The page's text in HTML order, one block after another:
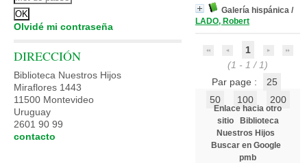
Galería hispánica /
LADO, Robert
1
(1 - 1 / 1)
Par page :
25
50
100 200
Enlace hacia otro
sitio
Biblioteca
Nuestros Hijos
Buscar en Google
pmb
Olvidé mi contraseña
DIRECCIÓN
Biblioteca Nuestros Hijos
Miraflores 1443
11500 Montevideo
Uruguay
2601 90 99
contacto